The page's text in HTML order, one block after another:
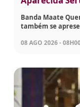
Banda Maate
também se
08 AGO 2026 -